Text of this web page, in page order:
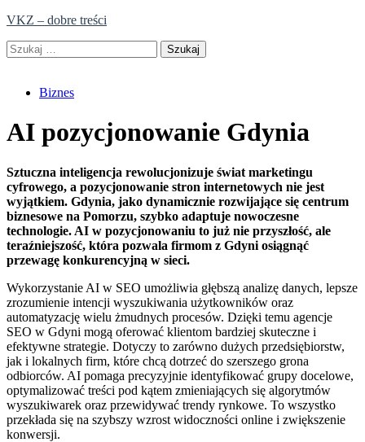
Skip
content
VKZ – dobre treści
Szukaj:
Biznes
AI pozycjonowanie Gdynia
Sztuczna inteligencja rewolucjonizuje świat marketingu
cyfrowego, a pozycjonowanie stron internetowych nie jest
wyjątkiem. Gdynia, jako dynamicznie rozwijające się centrum
biznesowe na Pomorzu, szybko adaptuje nowoczesne
technologie. AI w pozycjonowaniu to już nie przyszłość, ale
teraźniejszość, która pozwala firmom z Gdyni osiągnąć
przewagę konkurencyjną w sieci.
Wykorzystanie AI w SEO umożliwia głębszą analizę danych, lepsze
zrozumienie intencji wyszukiwania użytkowników oraz
automatyzację wielu żmudnych procesów. Dzięki temu agencje
SEO w Gdyni mogą oferować klientom bardziej skuteczne i
efektywne strategie. Dotyczy to zarówno dużych przedsiębiorstw,
jak i lokalnych firm, które chcą dotrzeć do szerszego grona
odbiorców. AI pomaga precyzyjnie identyfikować grupy docelowe,
optymalizować treści pod kątem zmieniających się algorytmów
wyszukiwarek oraz przewidywać trendy rynkowe. To wszystko
przekłada się na szybszy wzrost widoczności online i zwiększenie
konwersji.